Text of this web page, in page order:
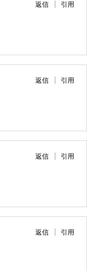
返信 引用
返信 引用
返信 引用
返信 引用